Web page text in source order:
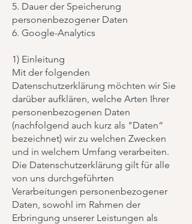
5. Dauer der Speicherung
personenbezogener Daten
6. Google-Analytics
1) Einleitung
Mit der folgenden
Datenschutzerklärung möchten wir Sie
darüber aufklären, welche Arten Ihrer
personenbezogenen Daten
(nachfolgend auch kurz als "Daten“
bezeichnet) wir zu welchen Zwecken
und in welchem Umfang verarbeiten.
Die Datenschutzerklärung gilt für alle
von uns durchgeführten
Verarbeitungen personenbezogener
Daten, sowohl im Rahmen der
Erbringung unserer Leistungen als